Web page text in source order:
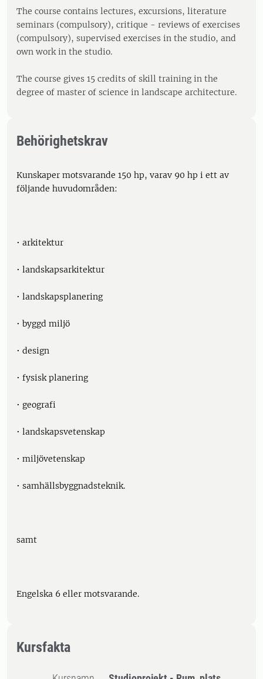
The course contains lectures, excursions, literature
seminars (compulsory), critique - reviews of exercises
(compulsory), supervised exercises in the studio, and
own work in the studio.
The course gives 15 credits of skill training in the
degree of master of science in landscape architecture.
Behörighetskrav
Kunskaper motsvarande 150 hp, varav 90 hp i ett av
följande huvudområden:
• arkitektur
• landskapsarkitektur
• landskapsplanering
• byggd miljö
• design
• fysisk planering
• geografi
• landskapsvetenskap
• miljövetenskap
• samhällsbyggnadsteknik.
samt
Engelska 6 eller motsvarande.
Kursfakta